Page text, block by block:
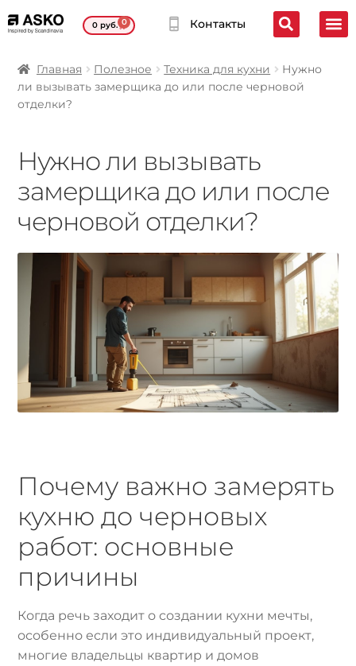
0руб. 0 Контакты
Главная Полезное Техника для кухни
Нужно
ли вызывать замерщика до или после черновой
отделки?
Нужно ли вызывать
замерщика до или после
черновой отделки?
Почему важно замерять
кухню до черновых
работ: основные
причины
Когда речь заходит о создании кухни мечты,
особенно если это индивидуальный проект,
многие владельцы квартир и домов